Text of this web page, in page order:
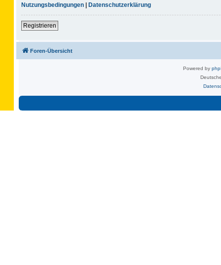
Nutzungsbedingungen | Datenschutzerklärung
Registrieren
Foren-Übersicht
Powered by